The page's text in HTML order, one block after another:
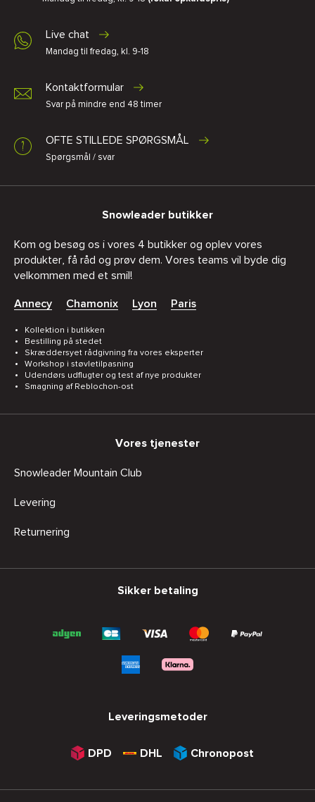
Live chat
Mandag til fredag, kl. 9-18
Kontaktformular
Svar på mindre end 48 timer
OFTE STILLEDE SPØRGSMÅL
Spørgsmål / svar
Snowleader butikker
Kom og besøg os i vores 4 butikker og oplev vores
produkter, få råd og prøv dem. Vores teams vil byde dig
velkommen med et smil!
Annecy Chamonix Lyon Paris
Kollektion i butikken
Bestilling på stedet
Skræddersyet rådgivning fra vores eksperter
Workshop i støvletilpasning
Udendørs udflugter og test af nye produkter
Smagning af Reblochon-ost
Vores tjenester
Snowleader Mountain Club
Levering
Returnering
Sikker betaling
Leveringsmetoder
DPD DHL Chronopost